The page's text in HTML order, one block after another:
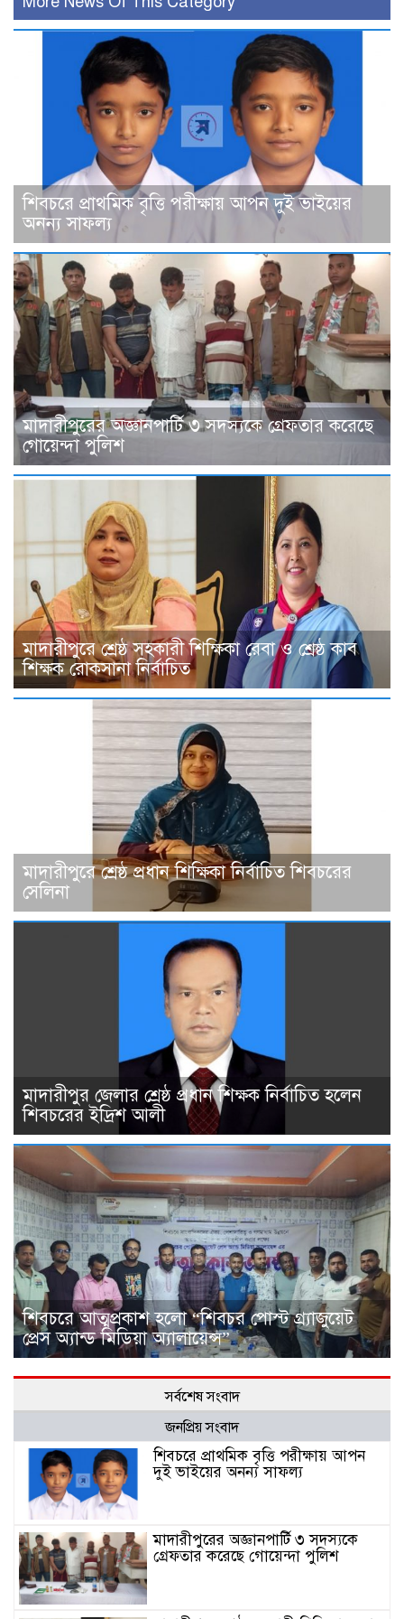
শিবচরে প্রাথমিক বৃত্তি পরীক্ষায় আপন দুই ভাইয়ের
অনন্য সাফল্য
মাদারীপুরের অজ্ঞানপার্টি ৩ সদস্যকে গ্রেফতার করেছে
গোয়েন্দা পুলিশ
মাদারীপুরে শ্রেষ্ঠ সহকারী শিক্ষিকা রেবা ও শ্রেষ্ঠ কাব
শিক্ষক রোকসানা নির্বাচিত
মাদারীপুরে শ্রেষ্ঠ প্রধান শিক্ষিকা নির্বাচিত শিবচরের
সেলিনা
মাদারীপুর জেলার শ্রেষ্ঠ প্রধান শিক্ষক নির্বাচিত হলেন
শিবচরের ইদ্রিশ আলী
শিবচরে আত্মপ্রকাশ হলো “শিবচর পোস্ট গ্র্যাজুয়েট
প্রেস অ্যান্ড মিডিয়া অ্যালায়েন্স”
সর্বশেষ সংবাদ
জনপ্রিয় সংবাদ
শিবচরে প্রাথমিক বৃত্তি পরীক্ষায় আপন
দুই ভাইয়ের অনন্য সাফল্য
মাদারীপুরের অজ্ঞানপার্টি ৩ সদস্যকে
গ্রেফতার করেছে গোয়েন্দা পুলিশ